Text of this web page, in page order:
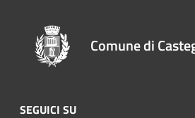
Comune di
SEGUICI SU